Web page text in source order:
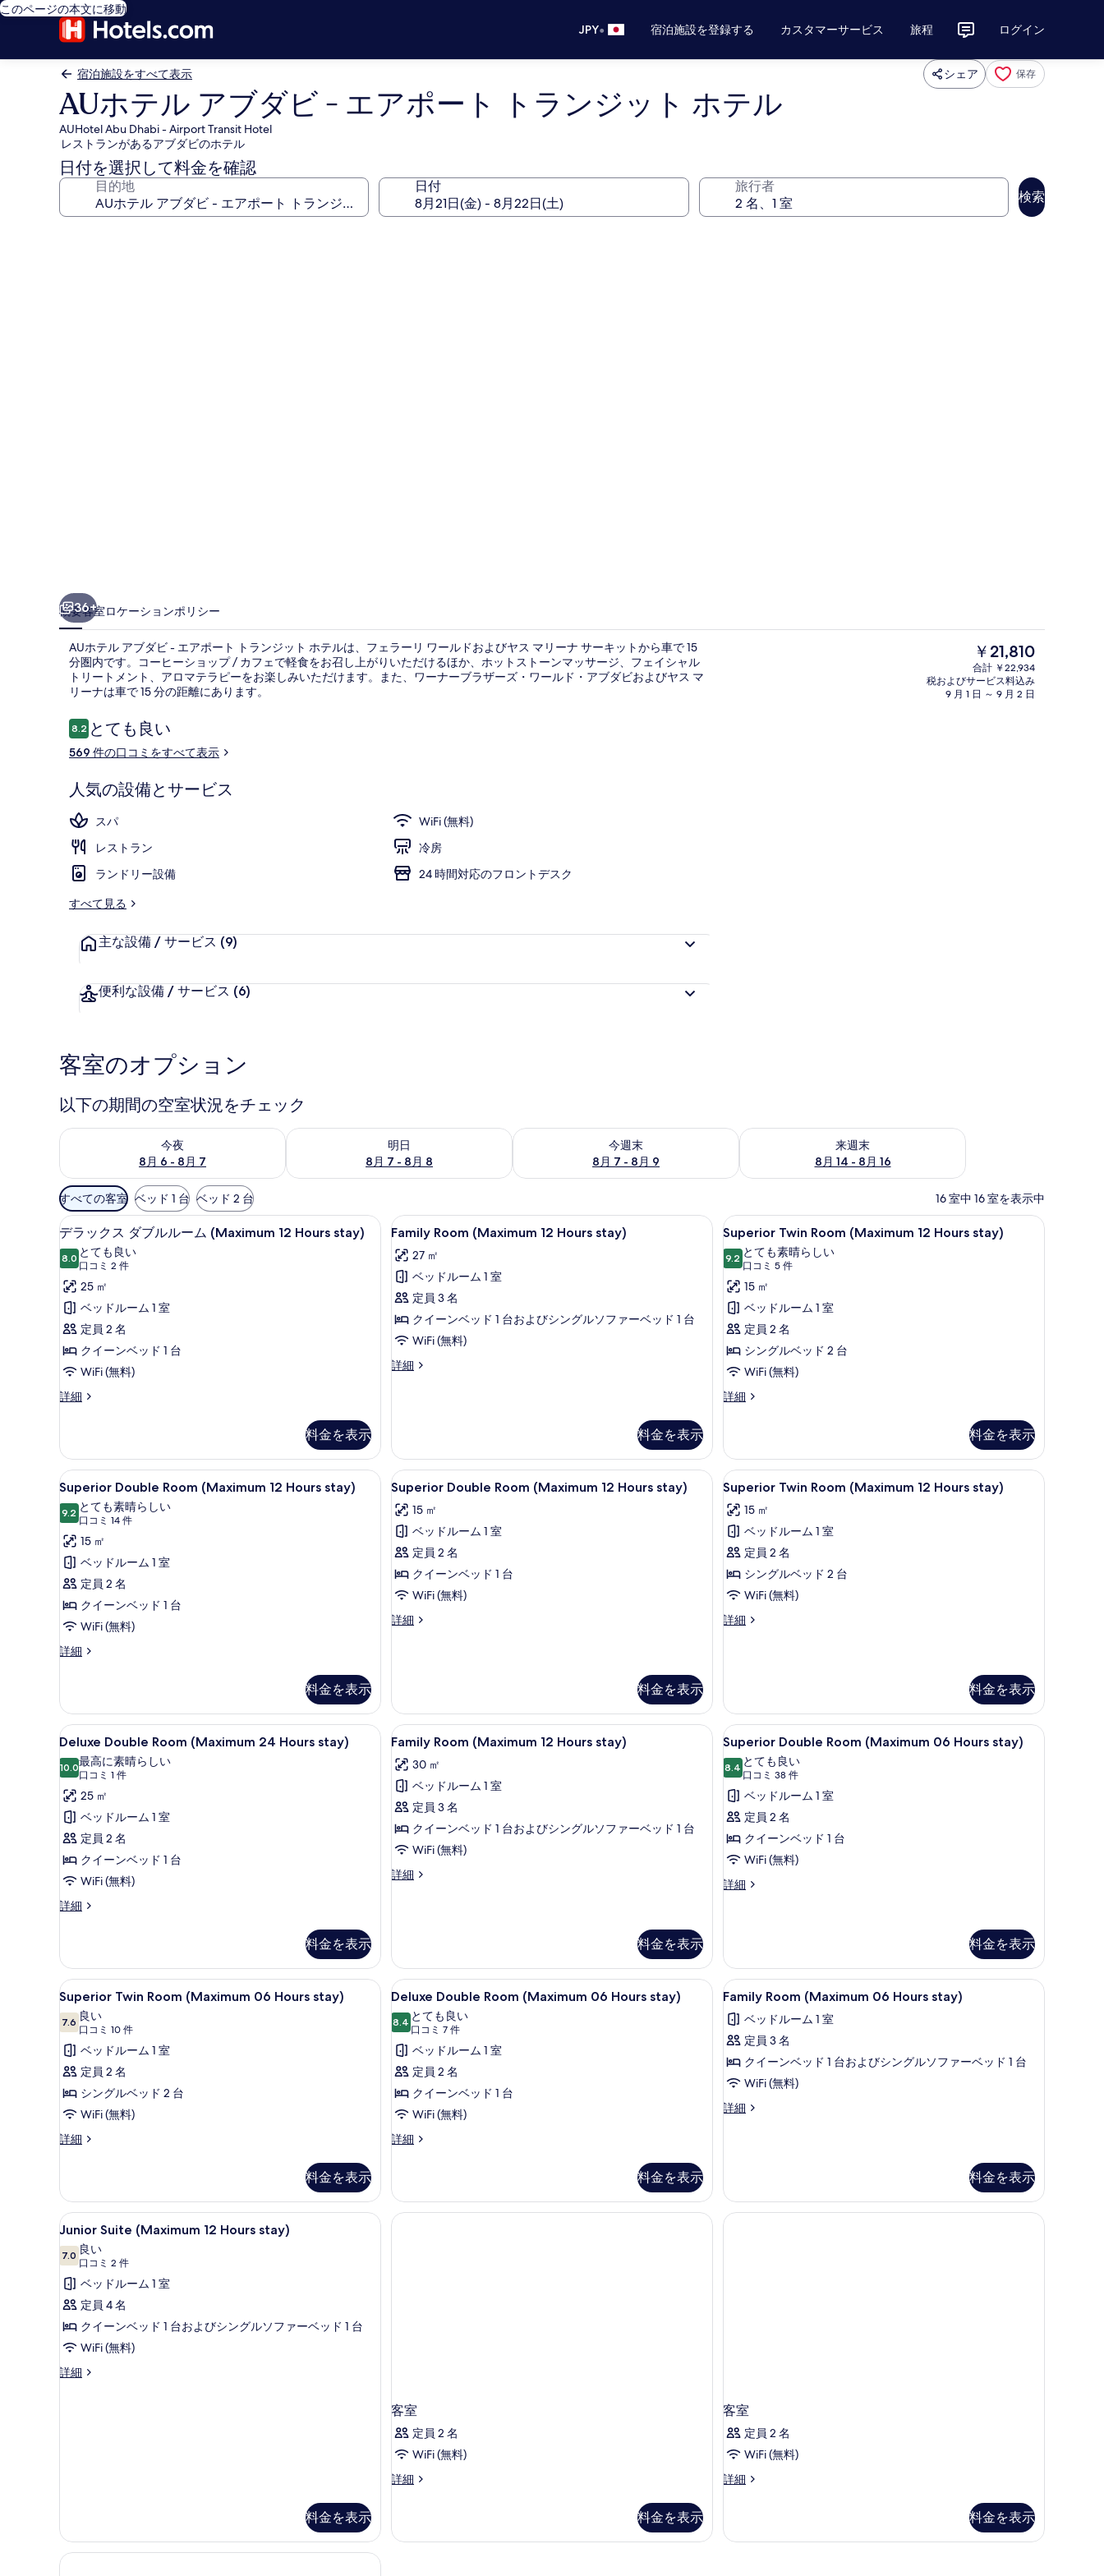
このページの本文に移動
JPY• 宿泊施設を登録する カスタマーサービス 旅程 ログイン
宿泊施設をすべて表示 シェア 保存
AUホテル アブダビ - エアポート トランジット ホテル
AUHotel Abu Dhabi - Airport Transit Hotel
レストランがあるアブダビのホテル
日付を選択して料金を確認
目的地 日付 旅行者
検索
ト
ラ
ン
ジ
ッ
ト
ホ
テ
ル
の
写
真
ギ
Junior Suite (Maximum 12 Hours
36+
概要客室ロケーションポリシー
AUホテル アブダビ - エアポート トランジット ホテルは、フェラーリ ワールドおよびヤス マリーナ サーキットから車で 15
分圏内です。コーヒーショップ / カフェで軽食をお召し上がりいただけるほか、ホットストーンマッサージ、フェイシャル
トリートメント、アロマテラピーをお楽しみいただけます。また、ワーナーブラザーズ・ワールド・アブダビおよびヤス マ
リーナは車で 15 分の距離にあります。
口
コ
ミ
8.210段階中8.2
とても良い
569 件の口コミをすべて表示
人気の設備とサービス
スパ
WiFi (無料)
レストラン
冷房
ランドリー設備
24 時間対応のフロントデスク
すべて見る
主な設備 / サービス (9)
便利な設備 / サービス (6)
現
在
の
料
￥21,810
合計 ￥22,934
税およびサービス料込み
9 月 1 日 ～ 9 月 2 日
客室のオプション
以下の期間の空室状況をチェック
今夜
8月 6 - 8月 7
今夜 8月 6 - 8月 7 の空室状況をチェック
明日
8月 7 - 8月 8
明日 8月 7 - 8月 8 の空室状況をチェック
今週末
8月 7 - 8月 9
今週末 8月 7 - 8月 9 の空室状況をチェック
来週末
8月 14 - 8月 16
来週末 8月 14 - 8月 16 の空室状況をチェック
利
用
可
能
な
客
室
の
絞
り
込
み
すべての客室 ベッド 1 台 ベッド 2 台 16 室中 16 室を表示中
デ
ラ
ッ
ク
ス
ダ
ブ
ル
ル
(Maximum
12
Hours
stay)
の
す
べ
て
の
写
真
表
示
す
る
デスク、ノートパソコン用作業スペース、アイロン / アイロン台、WiFi (無料)
4
デラックス ダブルルーム (Maximum 12 Hours stay)
8.010 点中 8.0
とても良い
口コミ 2 件
(口
コ
ミ
2
件)
25 ㎡
ベッドルーム 1 室
定員 2 名
クイーンベッド 1 台
WiFi (無料)
詳細
デ
ス
ダ
ブ
ル
ム
(Maximum
12
Hours
stay)
詳
細
料金を表示
Family
Room
(Maximum
12
Hours
stay)
の
す
写
真
を
表
示
す
る
デスク、ノートパソコン用作業スペース、アイロン / アイロン台、WiFi (無料)
6
Family Room (Maximum 12 Hours stay)
27 ㎡
ベッドルーム 1 室
定員 3 名
クイーンベッド 1 台およびシングルソファーベッド 1 台
WiFi (無料)
詳細
Family
の
詳
細
料金を表示
Superior
Twin
Room
(Maximum
12
Hours
stay)
の
す
べ
写
真
を
表
示
す
る
デスク、ノートパソコン用作業スペース、
4
Superior Twin Room (Maximum 12 Hours stay)
9.210 点中 9.2
とても素晴らしい
口コミ 5 件
(口
コ
ミ
5
件)
15 ㎡
ベッドルーム 1 室
定員 2 名
シングルベッド 2 台
WiFi (無料)
詳細
Superior
12
Hours
stay)
詳
細
料金を表示
Superior
Double
Room
(Maximum
12
Hours
stay)
の
す
べ
写
真
を
表
示
す
る
デスク、ノートパソコン用作業スペース、アイロン / アイロン台、WiFi (無料)
5
Superior Double Room (Maximum 12 Hours stay)
9.210 点中 9.2
とても素晴らしい
口コミ 14 件
(口
コ
ミ
14
件)
15 ㎡
ベッドルーム 1 室
定員 2 名
クイーンベッド 1 台
WiFi (無料)
詳細
Superior
12
Hours
stay)
詳
料金を表示
Superior
Double
Room
(Maximum
12
Hours
stay)
の
写
真
を
表
示
す
る
デスク、ノートパソコン用作業スペース、アイロン / アイロン台、WiFi (無料)
4
Superior Double Room (Maximum 12 Hours stay)
15 ㎡
ベッドルーム 1 室
定員 2 名
クイーンベッド 1 台
WiFi (無料)
詳細
Superior
stay)
の
詳
料金を表示
Superior
Twin
Room
(Maximum
12
Hours
stay)
の
写
真
を
表
示
す
る
デスク、ノートパソコン用作業スペース、
5
Superior Twin Room (Maximum 12 Hours stay)
15 ㎡
ベッドルーム 1 室
定員 2 名
シングルベッド 2 台
WiFi (無料)
詳細
Superior
stay)
の
詳
料金を表示
Deluxe
Double
Room
(Maximum
24
Hours
stay)
の
す
べ
写
真
を
表
示
す
る
デスク、ノートパソコン用作業スペース、アイロン / アイロン台、WiFi (無料)
4
Deluxe Double Room (Maximum 24 Hours stay)
10.010 点中 10.0
最高に素晴らしい
口コミ 1 件
(口
コ
ミ
1
件)
25 ㎡
ベッドルーム 1 室
定員 2 名
クイーンベッド 1 台
WiFi (無料)
詳細
Deluxe
24
Hours
stay)
詳
料金を表示
Family
Room
(Maximum
12
Hours
stay)
の
す
写
真
を
表
示
す
る
デスク、ノートパソコン用作業スペース、アイロン / アイロン台、WiFi (無料)
6
Family Room (Maximum 12 Hours stay)
30 ㎡
ベッドルーム 1 室
定員 3 名
クイーンベッド 1 台およびシングルソファーベッド 1 台
WiFi (無料)
詳細
Family
の
詳
細
料金を表示
Superior
Double
Room
(Maximum
06
Hours
stay)
の
す
写
真
を
表
示
す
る
デスク、ノートパソコン用作業スペース、
4
Superior Double Room (Maximum 06 Hours stay)
8.410 点中 8.4
とても良い
口コミ 38 件
(口
コ
ミ
38
件)
ベッドルーム 1 室
定員 2 名
クイーンベッド 1 台
WiFi (無料)
詳細
Superior
Hours
stay)
の
詳
細
料金を表示
Superior
Twin
Room
(Maximum
06
Hours
stay)
の
す
の
写
真
を
表
示
す
る
デスク、ノートパソコン用作業スペース、アイロン / アイロン台、WiFi (無料)
5
Superior Twin Room (Maximum 06 Hours stay)
7.610 点中 7.6
良い
口コミ 10 件
(口
コ
ミ
10
件)
ベッドルーム 1 室
定員 2 名
シングルベッド 2 台
WiFi (無料)
詳細
Superior
06
Hours
stay)
詳
料金を表示
Deluxe
Double
Room
(Maximum
06
Hours
stay)
の
す
の
写
デスク、ノートパソコン用作業スペース、アイロン / アイロン台、WiFi (無料)
4
Deluxe Double Room (Maximum 06 Hours stay)
8.410 点中 8.4
とても良い
口コミ 7 件
(口
コ
ミ
件)
ベッドルーム 1 室
定員 2 名
クイーンベッド 1 台
WiFi (無料)
詳細
Deluxe
06
Hours
stay)
料金を表示
Family
Room
(Maximum
06
Hours
stay)
の
の
写
デスク、ノートパソコン用作業スペース、
6
Family Room (Maximum 06 Hours stay)
ベッドルーム 1 室
定員 3 名
クイーンベッド 1 台およびシングルソファーベッド 1 台
WiFi (無料)
詳細
Family
の
詳
細
料金を表示
Junior
Suite
(Maximum
12
Hours
stay)
の
す
べ
示
す
Junior Suite (Maximum 12 Hours stay) | デスク、ノートパソコン用作業スペース、アイロン / アイロン台、WiFi (無料)
6
Junior Suite (Maximum 12 Hours stay)
7.010 点中 7.0
良い
口コミ 2 件
(口
コ
ミ
件)
ベッドルーム 1 室
定員 4 名
クイーンベッド 1 台およびシングルソファーベッド 1 台
WiFi (無料)
詳細
Junior
料金を表示
客室
定員 2 名
WiFi (無料)
詳細
客
細
料金を表示
客室
定員 2 名
WiFi (無料)
詳細
客
細
料金を表示